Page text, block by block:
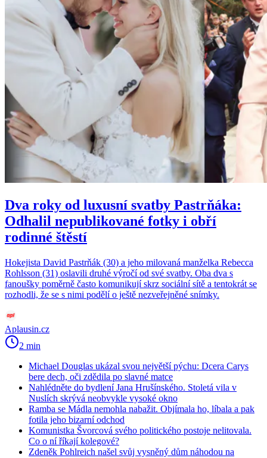
Dva roky od luxusní svatby Pastrňáka:
Odhalil nepublikované fotky i obří
rodinné štěstí
Hokejista David Pastrňák (30) a jeho milovaná manželka Rebecca
Rohlsson (31) oslavili druhé výročí od své svatby. Oba dva s
fanoušky poměrně často komunikují skrz sociální sítě a tentokrát se
rozhodli, že se s nimi podělí o ještě nezveřejněné snímky.
Aplausin.cz
2 min
Michael Douglas ukázal svou největší pýchu: Dcera Carys
bere dech, oči zdědila po slavné matce
Nahlédněte do bydlení Jana Hrušínského. Stoletá vila v
Nuslích skrývá neobvykle vysoké okno
Ramba se Mádla nemohla nabažit. Objímala ho, líbala a pak
fotila jeho bizarní odchod
Komunistka Švorcová svého politického postoje nelitovala.
Co o ní říkají kolegové?
Zdeněk Pohlreich našel svůj vysněný dům náhodou na